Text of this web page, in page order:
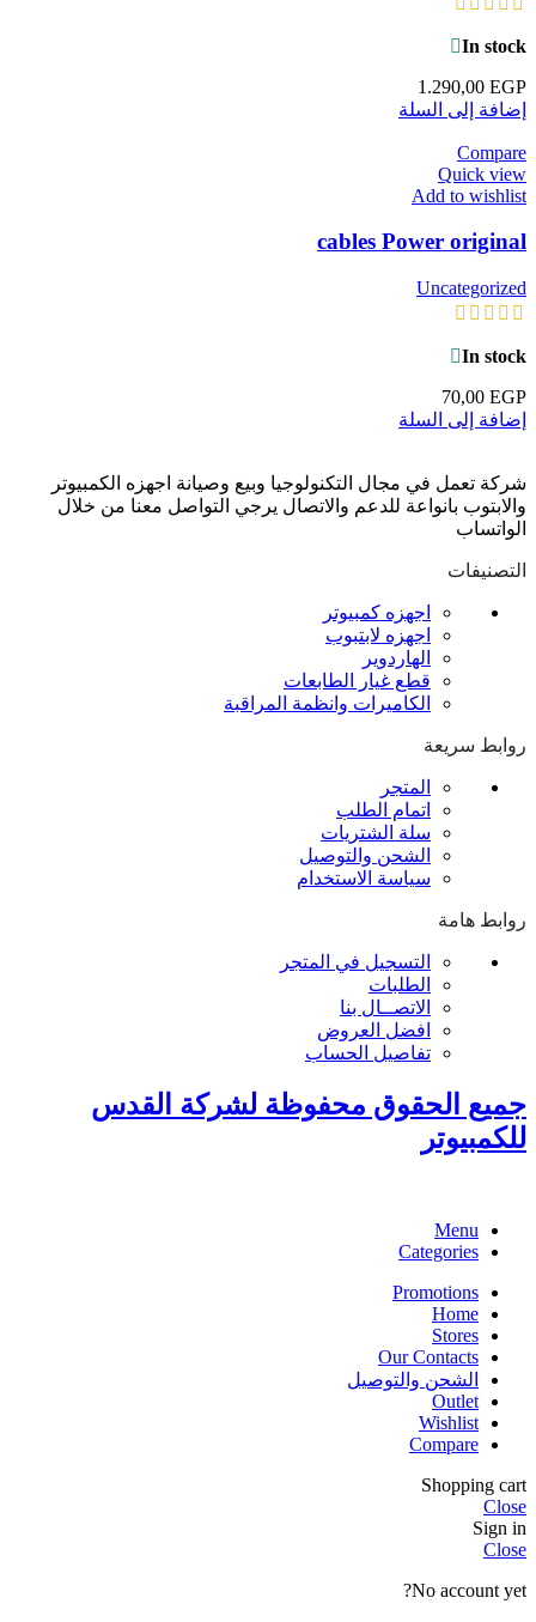
In stock
1.290,00 EGP
إضافة إلى السلة
Compare
Quick view
Add to wishlist
cables Power original
Uncategorized
In stock
70,00 EGP
إضافة إلى السلة
شركة تعمل في مجال التكنولوجيا وبيع وصيانة اجهزه الكمبيوتر
والابتوب بانواعة للدعم والاتصال يرجي التواصل معنا من خلال
الواتساب
التصنيفات
اجهزه كمبيوتر
اجهزه لابتبوب
الهاردوير
قطع غيار الطابعات
الكاميرات وانظمة المراقبة
روابط سريعة
المتجر
اتمام الطلب
سلة الشتريات
الشحن والتوصيل
سياسة الاستخدام
روابط هامة
التسجيل في المتجر
الطلبات
الاتصــال بنا
افضل العروض
تفاصيل الحساب
جميع الحقوق محفوظة لشركة القدس
للكمبيوتر
Menu
Categories
Promotions
Home
Stores
Our Contacts
الشحن والتوصيل
Outlet
Wishlist
Compare
Shopping cart
Close
Sign in
Close
No account yet?